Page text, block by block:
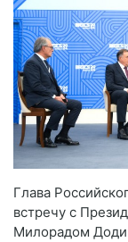
Глава
встречу с
Милорадом